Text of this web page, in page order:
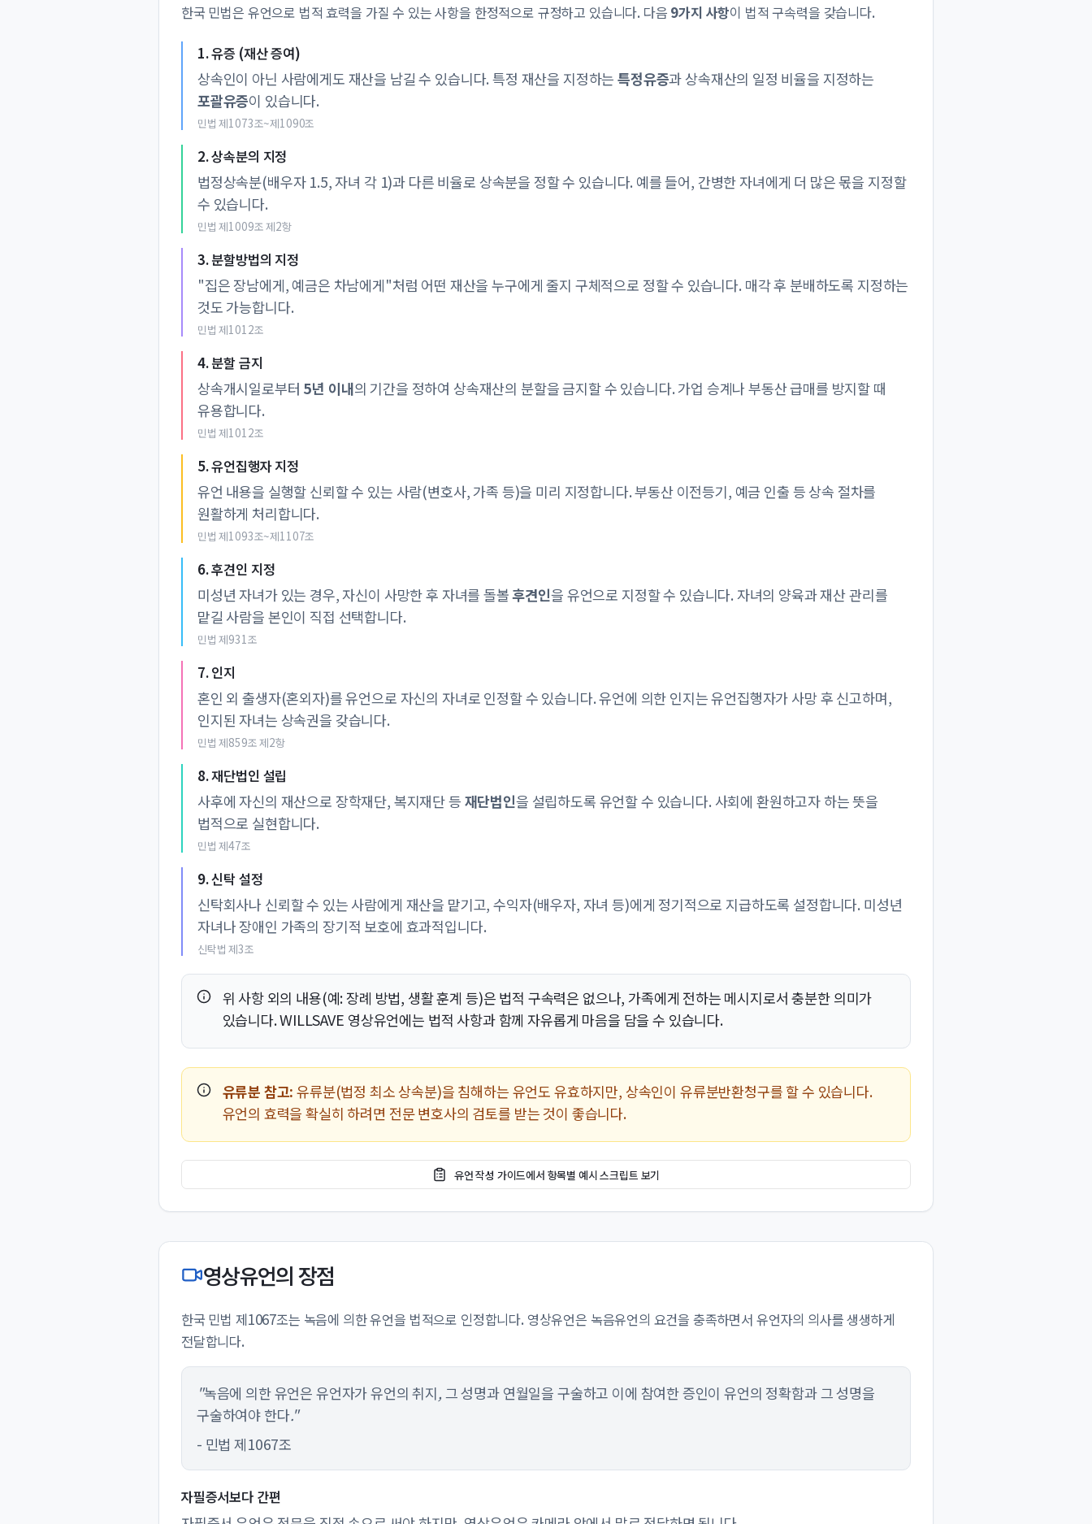
한국 민법은 유언으로 법적 효력을 가질 수 있는 사항을 한정적으로 규정하고 있습니다. 다음 9가지 사항이 법적 구속력을 갖습니다.
1. 유증 (재산 증여)
상속인이 아닌 사람에게도 재산을 남길 수 있습니다. 특정 재산을 지정하는특정유증과 상속재산의 일정 비율을 지정하는
포괄유증이 있습니다.
민법 제1073조~제1090조
2. 상속분의 지정
법정상속분(배우자 1.5, 자녀 각 1)과 다른 비율로 상속분을 정할 수 있습니다. 예를 들어, 간병한 자녀에게 더 많은 몫을 지정할
수 있습니다.
민법 제1009조 제2항
3. 분할방법의 지정
"집은 장남에게, 예금은 차남에게"처럼 어떤 재산을 누구에게 줄지 구체적으로 정할 수 있습니다. 매각 후 분배하도록 지정하는
것도 가능합니다.
민법 제1012조
4. 분할 금지
상속개시일로부터 5년 이내의 기간을 정하여 상속재산의 분할을 금지할 수 있습니다. 가업 승계나 부동산 급매를 방지할 때
유용합니다.
민법 제1012조
5. 유언집행자 지정
유언 내용을 실행할 신뢰할 수 있는 사람(변호사, 가족 등)을 미리 지정합니다. 부동산 이전등기, 예금 인출 등 상속 절차를
원활하게 처리합니다.
민법 제1093조~제1107조
6. 후견인 지정
미성년 자녀가 있는 경우, 자신이 사망한 후 자녀를 돌볼후견인을 유언으로 지정할 수 있습니다. 자녀의 양육과 재산 관리를
맡길 사람을 본인이 직접 선택합니다.
민법 제931조
7. 인지
혼인 외 출생자(혼외자)를 유언으로 자신의 자녀로 인정할 수 있습니다. 유언에 의한 인지는 유언집행자가 사망 후 신고하며,
인지된 자녀는 상속권을 갖습니다.
민법 제859조 제2항
8. 재단법인 설립
사후에 자신의 재산으로 장학재단, 복지재단 등재단법인을 설립하도록 유언할 수 있습니다. 사회에 환원하고자 하는 뜻을
법적으로 실현합니다.
민법 제47조
9. 신탁 설정
신탁회사나 신뢰할 수 있는 사람에게 재산을 맡기고, 수익자(배우자, 자녀 등)에게 정기적으로 지급하도록 설정합니다. 미성년
자녀나 장애인 가족의 장기적 보호에 효과적입니다.
신탁법 제3조
위 사항 외의 내용(예: 장례 방법, 생활 훈계 등)은 법적 구속력은 없으나, 가족에게 전하는 메시지로서 충분한 의미가
있습니다. WILLSAVE 영상유언에는 법적 사항과 함께 자유롭게 마음을 담을 수 있습니다.
유류분 참고:유류분(법정 최소 상속분)을 침해하는 유언도 유효하지만, 상속인이 유류분반환청구를 할 수 있습니다.
유언의 효력을 확실히 하려면 전문 변호사의 검토를 받는 것이 좋습니다.
유언 작성 가이드에서 항목별 예시 스크립트 보기
영상유언의 장점
한국 민법 제1067조는 녹음에 의한 유언을 법적으로 인정합니다. 영상유언은 녹음유언의 요건을 충족하면서 유언자의 의사를 생생하게
전달합니다.
"녹음에 의한 유언은 유언자가 유언의 취지, 그 성명과 연월일을 구술하고 이에 참여한 증인이 유언의 정확함과 그 성명을
구술하여야 한다."
- 민법 제1067조
자필증서보다 간편